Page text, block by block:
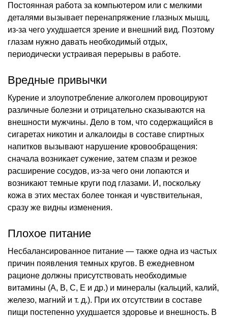
Постоянная работа за компьютером или с мелкими
деталями вызывает перенапряжение глазных мышц,
из-за чего ухудшается зрение и внешний вид. Поэтому
глазам нужно давать необходимый отдых,
периодически устраивая перерывы в работе.
Вредные привычки
Курение и злоупотребление алкоголем провоцируют
различные болезни и отрицательно сказываются на
внешности мужчины. Дело в том, что содержащийся в
сигаретах никотин и алкалоиды в составе спиртных
напитков вызывают нарушение кровообращения:
сначала возникает сужение, затем спазм и резкое
расширение сосудов, из-за чего они лопаются и
возникают темные круги под глазами. И, поскольку
кожа в этих местах более тонкая и чувствительная,
сразу же видны изменения.
Плохое питание
Несбалансированное питание — также одна из частых
причин появления темных кругов. В ежедневном
рационе должны присутствовать необходимые
витамины (А, В, С, Е и др.) и минералы (кальций, калий,
железо, магний и т. д.). При их отсутствии в составе
пищи постепенно ухудшается здоровье и внешность. В